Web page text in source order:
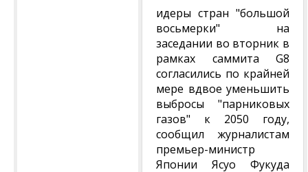
идеры стран "большой
восьмерки" на
заседании во вторник в
рамках саммита G8
согласились по крайней
мере вдвое уменьшить
выбросы "парниковых
газов" к 2050 году,
сообщил журналистам
премьер-министр
Японии Ясуо Фукуда